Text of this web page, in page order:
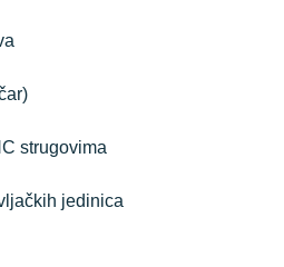
strugovima
jedinica